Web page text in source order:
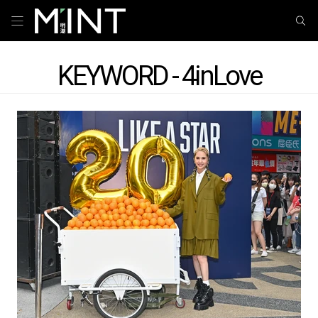
KEYWORD - 4inLove